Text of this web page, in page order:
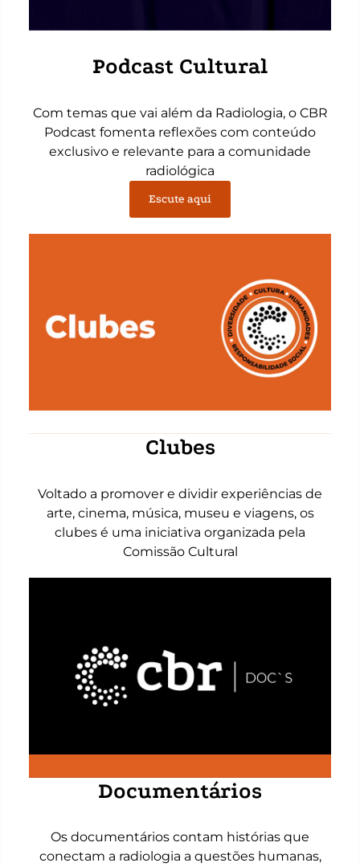
Podcast Cultural
Com temas que vai além da Radiologia, o CBR
Podcast fomenta reflexões com conteúdo
exclusivo e relevante para a comunidade
radiológica
Escute aqui
Clubes
Voltado a promover e dividir experiências de
arte, cinema, música, museu e viagens, os
clubes é uma iniciativa organizada pela
Comissão Cultural
Documentários
Os documentários contam histórias que
conectam a radiologia a questões humanas,